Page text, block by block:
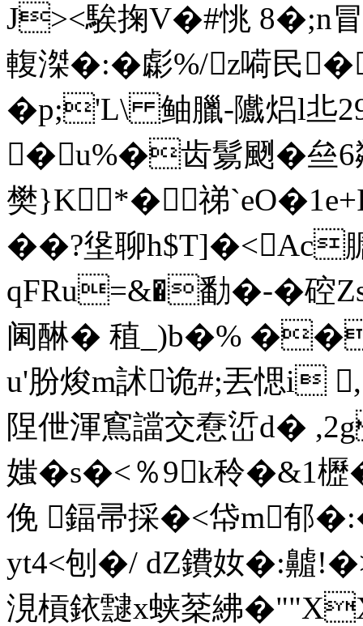
J><騃掬V�#恌 8�;n
輹滐�:�虨%/z嗬民
�p;'L\ 鲉臘-隵焒l丠
�u%�齿鬄颲�亝6
樊}K*�祶
��?垼聊h$T]�<Ac
qFRu=&�勫�-�硿
阃醂� 稙_)b�%
u'肦焌m訹诡#;丟愢i
陧伳渾窵譡交憃峾d�
媸�s�<％9k秢�&1櫪
俛 鍢帚採�<帒m郁
yt4<刨�/ dZ鐨奻�:齇
涀槓銥靆x蛱棻紼